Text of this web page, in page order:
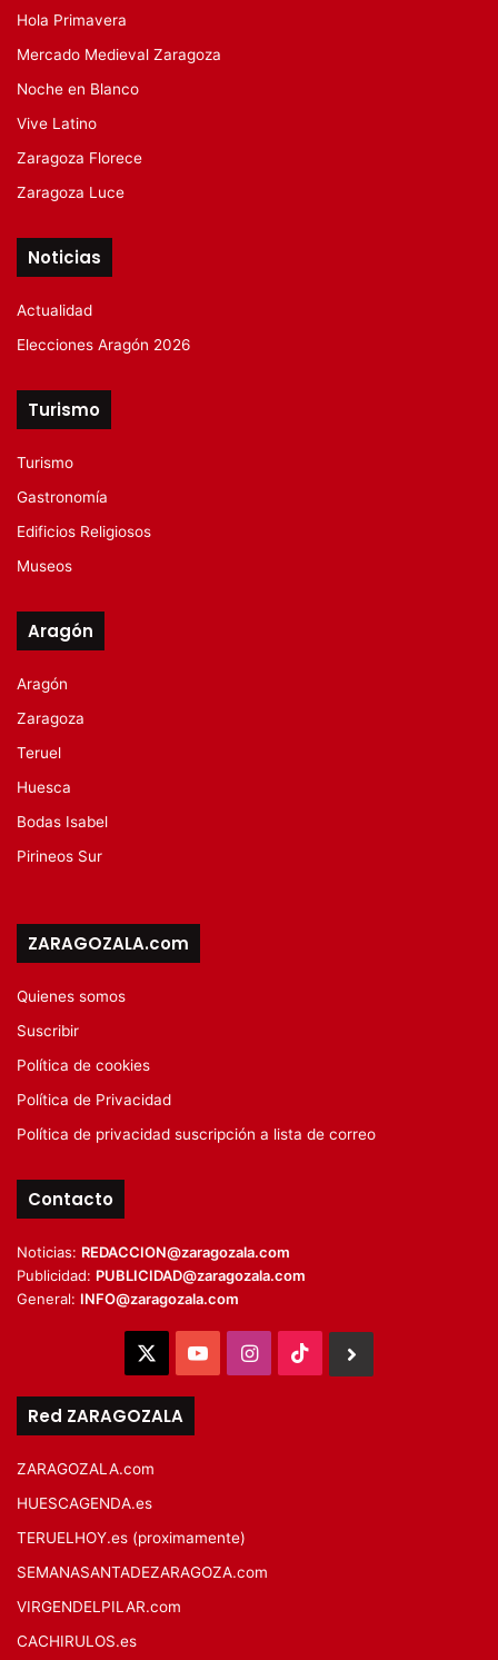
Hola Primavera
Mercado Medieval Zaragoza
Noche en Blanco
Vive Latino
Zaragoza Florece
Zaragoza Luce
Noticias
Actualidad
Elecciones Aragón 2026
Turismo
Turismo
Gastronomía
Edificios Religiosos
Museos
Aragón
Aragón
Zaragoza
Teruel
Huesca
Bodas Isabel
Pirineos Sur
ZARAGOZALA.com
Quienes somos
Suscribir
Política de cookies
Política de Privacidad
Política de privacidad suscripción a lista de correo
Contacto
Noticias: REDACCION@zaragozala.com
Publicidad: PUBLICIDAD@zaragozala.com
General: INFO@zaragozala.com
YouTubeInstagram
TikTok
Red ZARAGOZALA
ZARAGOZALA.com
HUESCAGENDA.es
TERUELHOY.es (proximamente)
SEMANASANTADEZARAGOZA.com
VIRGENDELPILAR.com
CACHIRULOS.es